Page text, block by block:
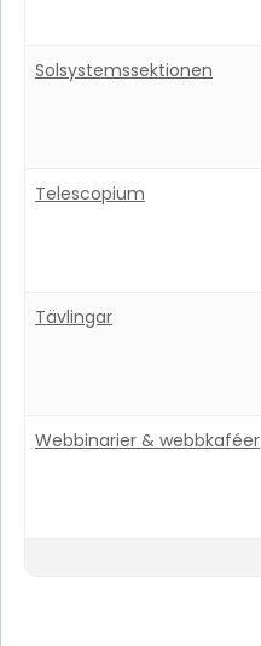
Solsystemssektionen
Telescopium
Tävlingar
Webbinarier & webbkaféer